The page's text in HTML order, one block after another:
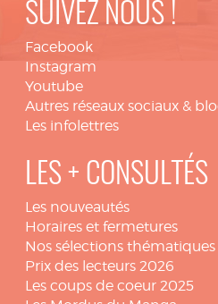
SUIVEZ NOUS !
Facebook
Instagram
Youtube
Autres réseaux sociaux &
Les infolettres
LES + CONSULTÉS
Les nouveautés
Horaires et fermetures
Nos sélections thématiques
Prix des lecteurs 2026
Les coups de coeur 2025